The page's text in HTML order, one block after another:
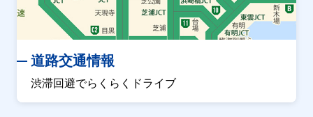
道路交通情報
渋滞回避でらくらくドライブ